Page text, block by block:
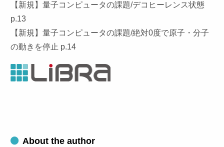
【新規】量子コンピュータの課題/デコヒーレンス状態
p.13
【新規】量子コンピュータの課題/絶対0度で原子・分子
の動きを停止 p.14
About the author